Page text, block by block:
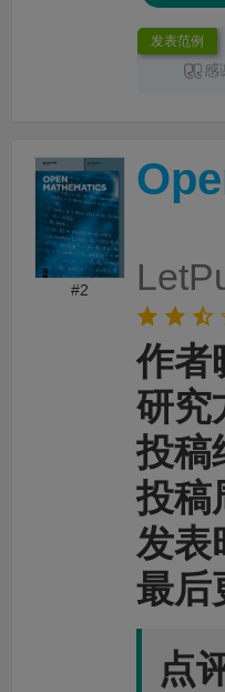
发表范例
感
景、
清晰
整个
有针
提供
#2
作者
研究
投稿
投稿
发表
最后
点